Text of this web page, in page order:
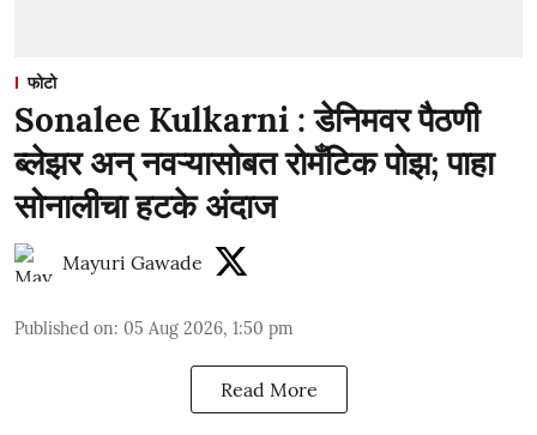
फोटो
Sonalee Kulkarni : डेनिमवर पैठणी
ब्लेझर अन् नवऱ्यासोबत रोमँटिक पोझ; पाहा
सोनालीचा हटके अंदाज
Mayuri Gawade
Published on: 05 Aug 2026, 1:50 pm
Read More